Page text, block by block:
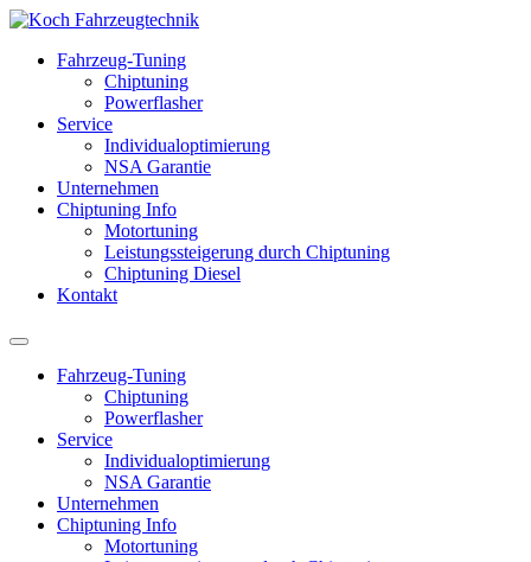
Fahrzeug-Tuning
Chiptuning
Powerflasher
Service
Individualoptimierung
NSA Garantie
Unternehmen
Chiptuning Info
Motortuning
Leistungssteigerung durch Chiptuning
Chiptuning Diesel
Kontakt
Fahrzeug-Tuning
Chiptuning
Powerflasher
Service
Individualoptimierung
NSA Garantie
Unternehmen
Chiptuning Info
Motortuning